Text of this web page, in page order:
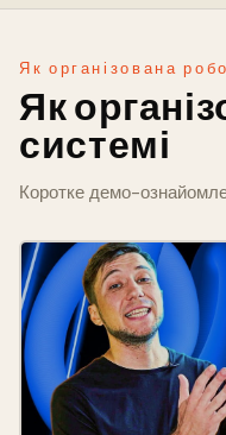
Як організована
Як
системі
Коротке демо-